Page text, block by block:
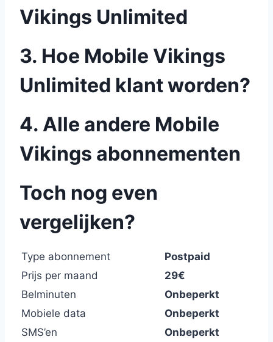
Vikings Unlimited
3. Hoe Mobile Vikings
Unlimited klant worden?
4. Alle andere Mobile
Vikings abonnementen
Toch nog even
vergelijken?
Type abonnement
Postpaid
Prijs per maand
29€
Belminuten
Onbeperkt
Mobiele data
Onbeperkt
SMS’en
Onbeperkt